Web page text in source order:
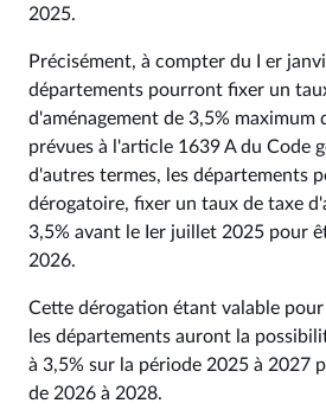
2025.
Précisément, à compter du I er
départements pourront fixer un
d'aménagement de 3,5% maximum
prévues à l'article 1639 A du Code
d'autres termes, les départements
dérogatoire, fixer un taux de taxe
3,5% avant le Ier juillet 2025 pour
2026.
Cette dérogation étant valable pour
les départements auront la
à 3,5% sur la période 2025 à 2027
de 2026 à 2028.